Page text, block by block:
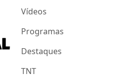
Vídeos
Programas
Destaques
TNT